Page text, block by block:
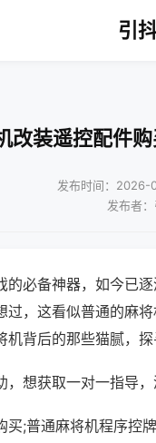
引
改装遥控配件
发布时间：2026-
发布者
的必备神器，如今已
过，这看似普通的麻
背后的那些猫腻，探
想获取一对一指导
买;普通麻将机程序控